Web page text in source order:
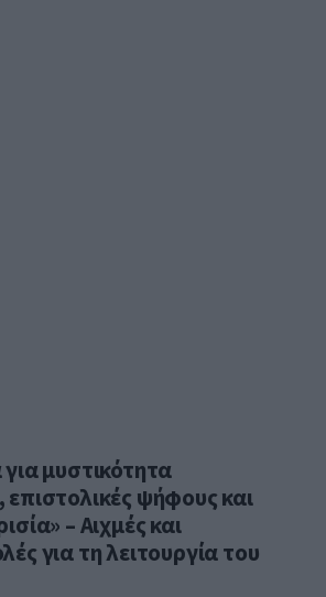
μυστικότητα
ψήφους και
– Αιχμές και
για τη λειτουργία του